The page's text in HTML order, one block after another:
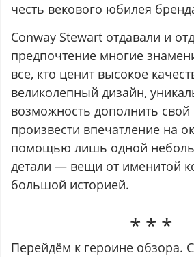
честь векового юбилея
Conway Stewart отдавали и
предпочтение многие
все, кто ценит высокое
великолепный дизайн,
возможность дополнить свой
произвести впечатление на
помощью лишь одной
детали — вещи от именитой
большой историей.
Перейдём к героине обзора.